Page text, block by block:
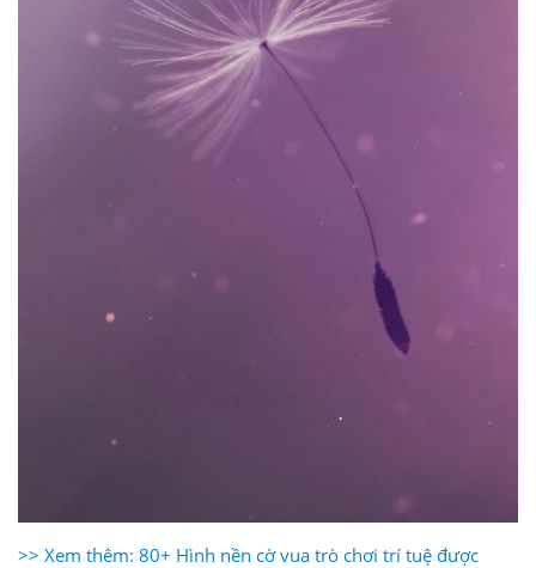
>> Xem thêm: 80+ Hình nền cờ vua trò chơi trí tuệ được